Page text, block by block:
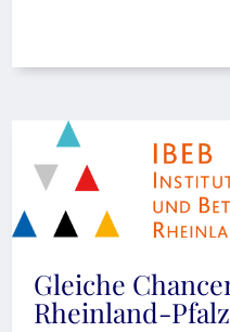
Gleiche
Rheinland-Pfalz